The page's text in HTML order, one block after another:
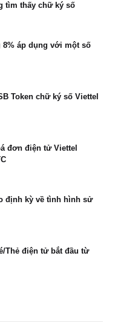
tìm thấy chữ ký số
8% áp dụng với một số
Token chữ ký số Viettel
đơn điện tử Viettel
định kỳ về tình hình sử
Thẻ điện tử bắt đầu từ